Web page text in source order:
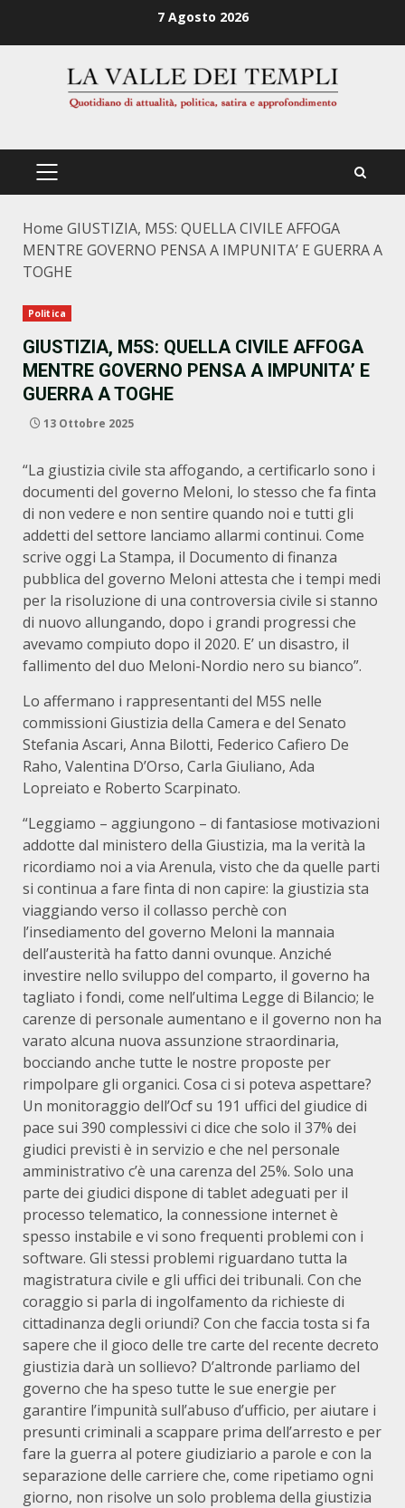
7 Agosto 2026
PRIMÄRES
Home GIUSTIZIA, M5S: QUELLA CIVILE AFFOGA
MENTRE GOVERNO PENSA A IMPUNITA’ E GUERRA A
TOGHE
Politica
GIUSTIZIA, M5S: QUELLA CIVILE AFFOGA
MENTRE GOVERNO PENSA A IMPUNITA’ E
GUERRA A TOGHE
13 Ottobre 2025
“La giustizia civile sta affogando, a certificarlo sono i
documenti del governo Meloni, lo stesso che fa finta
di non vedere e non sentire quando noi e tutti gli
addetti del settore lanciamo allarmi continui. Come
scrive oggi La Stampa, il Documento di finanza
pubblica del governo Meloni attesta che i tempi medi
per la risoluzione di una controversia civile si stanno
di nuovo allungando, dopo i grandi progressi che
avevamo compiuto dopo il 2020. E’ un disastro, il
fallimento del duo Meloni-Nordio nero su bianco”.
Lo affermano i rappresentanti del M5S nelle
commissioni Giustizia della Camera e del Senato
Stefania Ascari, Anna Bilotti, Federico Cafiero De
Raho, Valentina D’Orso, Carla Giuliano, Ada
Lopreiato e Roberto Scarpinato.
“Leggiamo – aggiungono – di fantasiose motivazioni
addotte dal ministero della Giustizia, ma la verità la
ricordiamo noi a via Arenula, visto che da quelle parti
si continua a fare finta di non capire: la giustizia sta
viaggiando verso il collasso perchè con
l’insediamento del governo Meloni la mannaia
dell’austerità ha fatto danni ovunque. Anziché
investire nello sviluppo del comparto, il governo ha
tagliato i fondi, come nell’ultima Legge di Bilancio; le
carenze di personale aumentano e il governo non ha
varato alcuna nuova assunzione straordinaria,
bocciando anche tutte le nostre proposte per
rimpolpare gli organici. Cosa ci si poteva aspettare?
Un monitoraggio dell’Ocf su 191 uffici del giudice di
pace sui 390 complessivi ci dice che solo il 37% dei
giudici previsti è in servizio e che nel personale
amministrativo c’è una carenza del 25%. Solo una
parte dei giudici dispone di tablet adeguati per il
processo telematico, la connessione internet è
spesso instabile e vi sono frequenti problemi con i
software. Gli stessi problemi riguardano tutta la
magistratura civile e gli uffici dei tribunali. Con che
coraggio si parla di ingolfamento da richieste di
cittadinanza degli oriundi? Con che faccia tosta si fa
sapere che il gioco delle tre carte del recente decreto
giustizia darà un sollievo? D’altronde parliamo del
governo che ha speso tutte le sue energie per
garantire l’impunità sull’abuso d’ufficio, per aiutare i
presunti criminali a scappare prima dell’arresto e per
fare la guerra al potere giudiziario a parole e con la
separazione delle carriere che, come ripetiamo ogni
giorno, non risolve un solo problema della giustizia